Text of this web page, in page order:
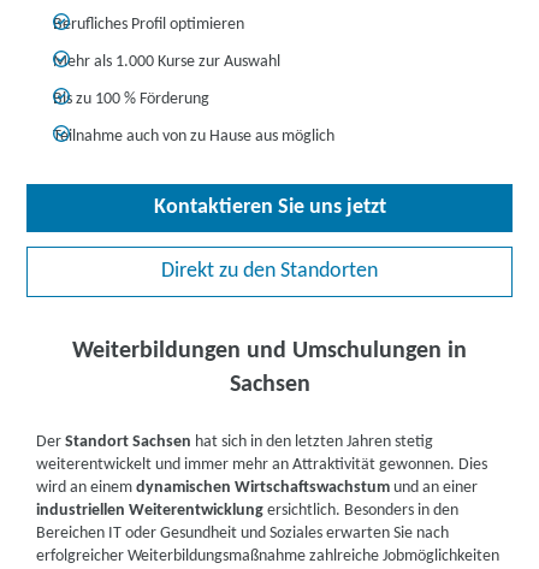
Berufliches Profil optimieren
Mehr als 1.000 Kurse zur Auswahl
Bis zu 100 % Förderung
Teilnahme auch von zu Hause aus möglich
Kontaktieren Sie uns jetzt
Direkt zu den Standorten
Weiterbildungen und Umschulungen in
Sachsen
DerStandort Sachsen hat sich in den letzten Jahren stetig
weiterentwickelt und immer mehr an Attraktivität gewonnen. Dies
wird an einemdynamischen Wirtschaftswachstumund an einer
industriellen Weiterentwicklung ersichtlich. Besonders in den
Bereichen IT oder Gesundheit und Soziales erwarten Sie nach
erfolgreicher Weiterbildungsmaßnahme zahlreiche Jobmöglichkeiten